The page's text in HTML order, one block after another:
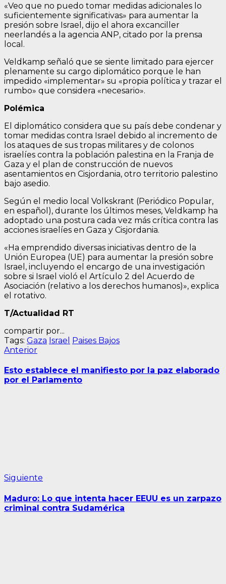
«Veo que no puedo tomar medidas adicionales lo
suficientemente significativas» para aumentar la
presión sobre Israel, dijo el ahora excanciller
neerlandés a la agencia ANP, citado por la prensa
local.
Veldkamp señaló que se siente limitado para ejercer
plenamente su cargo diplomático porque le han
impedido «implementar» su «propia política y trazar el
rumbo» que considera «necesario».
Polémica
El diplomático considera que su país debe condenar y
tomar medidas contra Israel debido al incremento de
los ataques de sus tropas militares y de colonos
israelíes contra la población palestina en la Franja de
Gaza y el plan de construcción de nuevos
asentamientos en Cisjordania, otro territorio palestino
bajo asedio.
Según el medio local Volkskrant (Periódico Popular,
en español), durante los últimos meses, Veldkamp ha
adoptado una postura cada vez más crítica contra las
acciones israelíes en Gaza y Cisjordania.
«Ha emprendido diversas iniciativas dentro de la
Unión Europea (UE) para aumentar la presión sobre
Israel, incluyendo el encargo de una investigación
sobre si Israel violó el Artículo 2 del Acuerdo de
Asociación (relativo a los derechos humanos)», explica
el rotativo.
T/Actualidad RT
compartir por...
Tags: Gaza Israel Paises Bajos
Navegación
de
entradas
AnteriorEntrada
Esto establece el manifiesto por la paz elaborado
por el Parlamento
Siguiente
Maduro: Lo que intenta hacer EEUU es un zarpazo
criminal contra Sudamérica